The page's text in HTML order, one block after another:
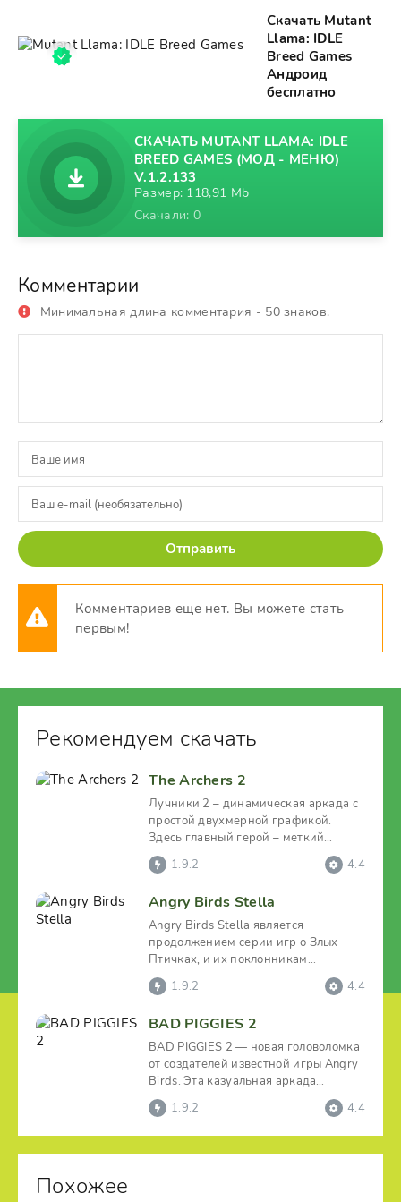
Скачать Mutant
Llama: IDLE
Breed Games
Андроид
бесплатно
СКАЧАТЬ MUTANT LLAMA: IDLE
BREED GAMES (МОД - МЕНЮ)
V.1.2.133
Размер: 118,91 Mb
Скачали: 0
Комментарии
Минимальная длина комментария - 50 знаков.
Отправить
Комментариев еще нет. Вы можете стать
первым!
Рекомендуем скачать
The Archers 2
Лучники 2 – динамическая аркада с
простой двухмерной графикой.
Здесь главный герой – меткий
лучник, выступает один
1.9.2 4.4
Angry Birds Stella
Angry Birds Stella является
продолжением серии игр о Злых
Птичках, и их поклонникам
понравится, что приключения в этом
1.9.2 4.4
BAD PIGGIES 2
BAD PIGGIES 2 — новая головоломка
от создателей известной игры Angry
Birds. Эта казуальная аркада
привносит свежий
1.9.2 4.4
Похожее